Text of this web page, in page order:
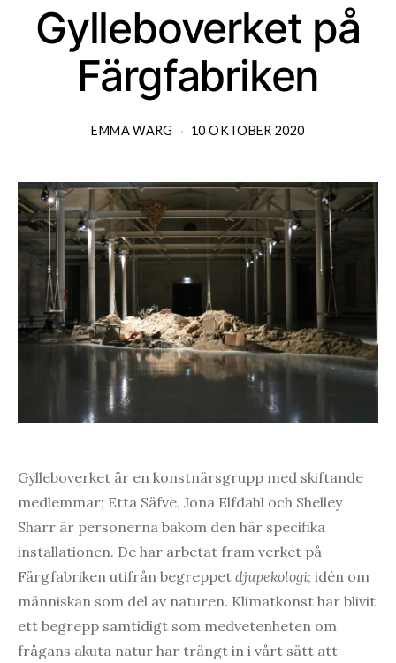
Gylleboverket på
Färgfabriken
EMMA WARG 10 OKTOBER 2020
Gylleboverket är en konstnärsgrupp med skiftande
medlemmar; Etta Säfve, Jona Elfdahl och Shelley
Sharr är personerna bakom den här specifika
installationen. De har arbetat fram verket på
Färgfabriken utifrån begreppet djupekologi; idén om
människan som del av naturen. Klimatkonst har blivit
ett begrepp samtidigt som medvetenheten om
frågans akuta natur har trängt in i vårt sätt att